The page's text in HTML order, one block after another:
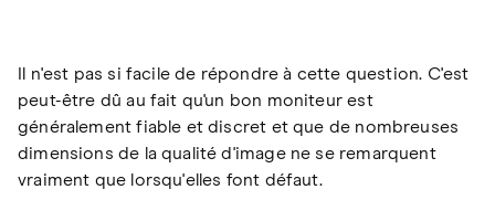
Il n'est pas si facile de répondre à cette question. C'est
peut-être dû au fait qu'un bon moniteur est
généralement fiable et discret et que de nombreuses
dimensions de la qualité d'image ne se remarquent
vraiment que lorsqu'elles font défaut.